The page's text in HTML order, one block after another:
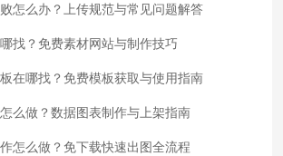
怎么办？上传规范与常见问题解答
找？免费素材网站与制作技巧
在哪找？免费模板获取与使用指南
么做？数据图表制作与上架指南
怎么做？免下载快速出图全流程